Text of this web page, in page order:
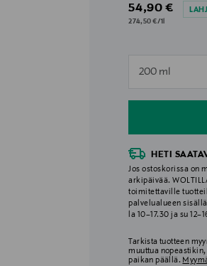
Original Price
54,90 €
274,50 €/1l
200 ml
null
HETI
Jos ostoskorissa on
arkipäivää.
toimitettaville
palvelualueen
la 10–17.30 ja su
Tarkista tuotteen
muuttua
paikan päällä.